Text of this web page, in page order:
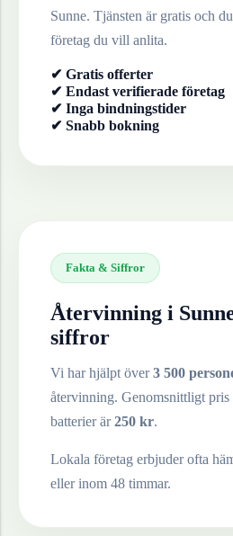
Sunne. Tjänsten är gratis och
företag du vill anlita.
✔ Gratis offerter
✔ Endast verifierade företag
✔ Inga bindningstider
✔ Snabb bokning
Fakta & Siffror
Återvinning i
siffror
Vi har hjälpt över3 500
återvinning. Genomsnittligt
batterierär250 kr.
Lokala företag erbjuder ofta
eller inom 48 timmar.